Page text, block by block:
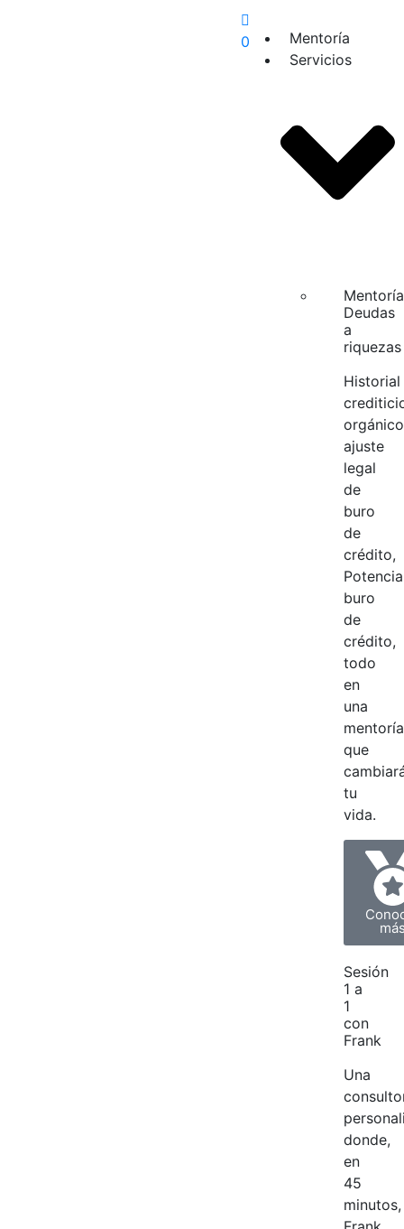
Mentoría
Servicios
Mentoría
Deudas
a
riquezas
Historial
ajuste
legal
de
buro
de
crédito,
buro
de
crédito,
todo
en
una
mentoría
que
tu
vida.
Sesión
1 a
1
con
Frank
Una
donde,
en
45
minutos,
0